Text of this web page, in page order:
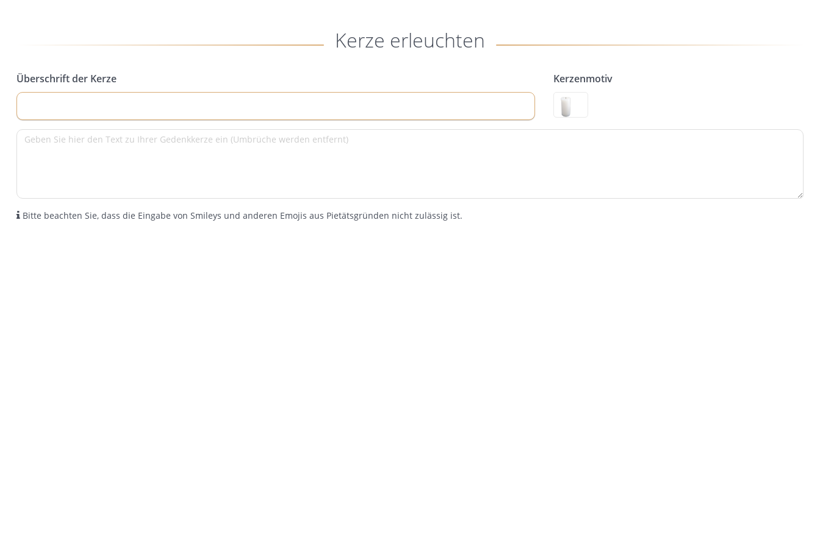
Kerze erleuchten
Überschrift der Kerze Kerzenmotiv
Bitte beachten Sie, dass die Eingabe von Smileys und anderen Emojis aus Pietätsgründen nicht zulässig ist.